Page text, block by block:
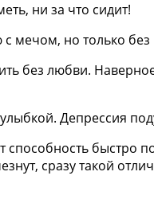
ни за что сидит!
мечом, но только без
без любви.
Депрессия
быстро
сразу такой